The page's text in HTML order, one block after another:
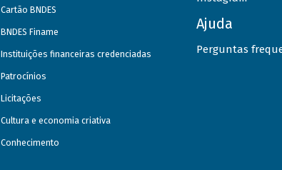
Cartão BNDES
BNDES Finame
Instituições financeiras credenciadas
Patrocínios
Licitações
Cultura e economia criativa
Conhecimento
Ajuda
Perguntas